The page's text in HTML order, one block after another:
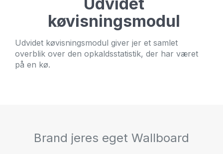
køvisningsmodul
Udvidet køvisningsmodul giver jer et samlet
overblik over den opkaldsstatistik, der har været
på en kø.
Brand jeres eget Wallboard